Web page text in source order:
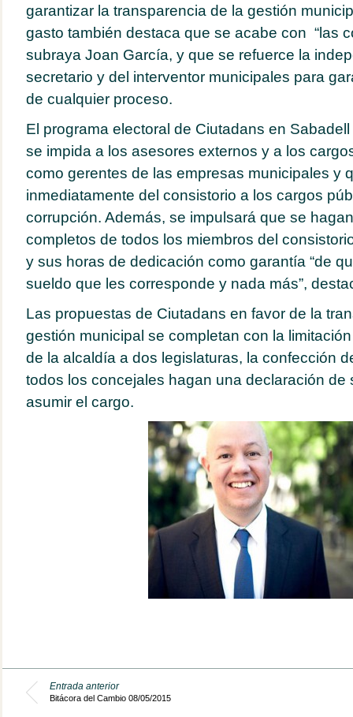
garantizar la transparencia de la gestión
gasto también destaca que se acabe con “las
subraya Joan García, y que se refuerce la
secretario y del interventor municipales para
de cualquier proceso.
El programa electoral de Ciutadans en
se impida a los asesores externos y a los
como gerentes de las empresas municipales y
inmediatamente del consistorio a los cargos
corrupción. Además, se impulsará que se
completos de todos los miembros del
y sus horas de dedicación como garantía “de
sueldo que les corresponde y nada más”,
Las propuestas de Ciutadans en favor de la
gestión municipal se completan con la
de la alcaldía a dos legislaturas, la confección
todos los concejales hagan una declaración de
asumir el cargo.
Entrada anterior
Bitácora del Cambio 08/05/2015